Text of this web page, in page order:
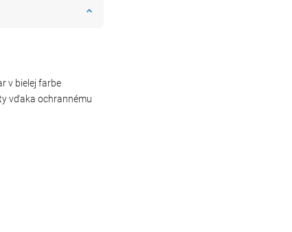
v bielej farbe
vďaka ochrannému